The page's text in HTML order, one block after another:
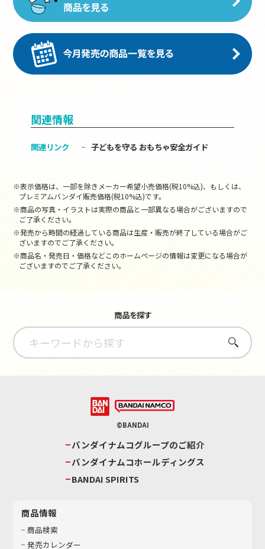
関連情報
関連リンク 子どもを守る おもちゃ安全ガイド
※表示価格は、一部を除きメーカー希望小売価格(税10%込)、もしくは、
プレミアムバンダイ販売価格(税10%込)です。
※商品の写真・イラストは実際の商品と一部異なる場合がございますので
ご了承ください。
※発売から時間の経過している商品は生産・販売が終了している場合がご
ざいますのでご了承ください。
※商品名・発売日・価格などこのホームページの情報は変更になる場合が
ございますのでご了承ください。
商品を探す
さがす
©BANDAI
バンダイナムコグループのご紹介
バンダイナムコホールディングス
BANDAI SPIRITS
商品情報
商品検索
発売カレンダー